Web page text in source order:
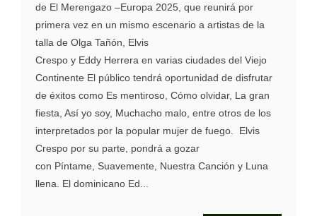
de El Merengazo –Europa 2025, que reunirá por
primera vez en un mismo escenario a artistas de la
talla de Olga Tañón, Elvis
Crespo y Eddy Herrera en varias ciudades del Viejo
Continente El público tendrá oportunidad de disfrutar
de éxitos como Es mentiroso, Cómo olvidar, La gran
fiesta, Así yo soy, Muchacho malo, entre otros de los
interpretados por la popular mujer de fuego. Elvis
Crespo por su parte, pondrá a gozar
con Píntame, Suavemente, Nuestra Canción y Luna
llena. El dominicano Ed...